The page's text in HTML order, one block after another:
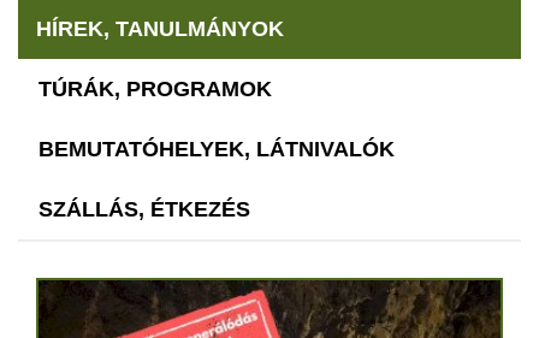
HÍREK, TANULMÁNYOK
TÚRÁK, PROGRAMOK
BEMUTATÓHELYEK, LÁTNIVALÓK
SZÁLLÁS, ÉTKEZÉS